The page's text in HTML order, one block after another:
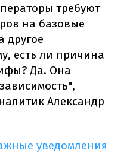
требуют
на базовые
другое
есть ли причина
Да. Она
Александр
уведомления